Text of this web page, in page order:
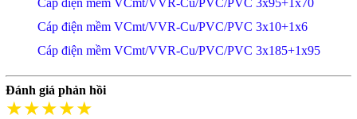
Cáp điện mềm VCmt/VVR-Cu/PVC/PVC 3x95+1x70
Cáp điện mềm VCmt/VVR-Cu/PVC/PVC 3x10+1x6
Cáp điện mềm VCmt/VVR-Cu/PVC/PVC 3x185+1x95
Đánh giá phản hồi
★★★★★